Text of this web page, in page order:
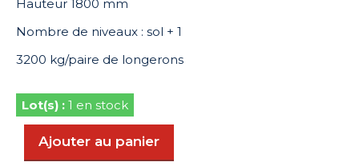
Hauteur 1800 mm
Nombre de niveaux : sol + 1
3200 kg/paire de longerons
1 en stock
Ajouter au panier